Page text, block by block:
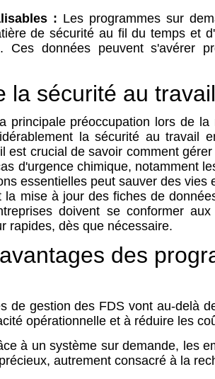
: Les programmes sur
de sécurité au fil du temps et
Ces données peuvent s'avérer
la sécurité au
principale préoccupation lors de
la sécurité au travail
est crucial de savoir comment
d'urgence chimique, notamment
essentielles peut sauver des
la mise à jour des fiches de
doivent se conformer
rapides, dès que nécessaire.
des
de gestion des FDS vont au-delà
opérationnelle et à réduire les
à un système sur demande, les
autrement consacré à la